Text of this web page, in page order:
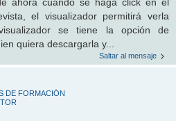
el visualizador permitirá verla
se tiene la opción de
quiera descargarla y...
Saltar al mensaje
DE FORMACIÓN